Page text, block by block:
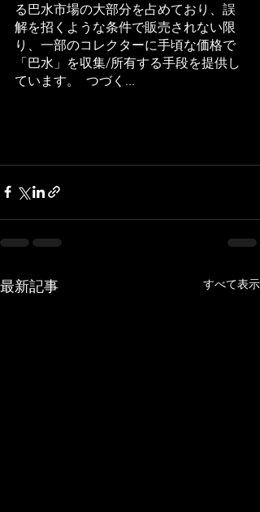
る巴水市場の大部分を占めており、誤
解を招くような条件で販売されない限
り、一部のコレクターに手頃な価格で
「巴水」を収集/所有する手段を提供し
ています。  つづく...
最新記事 すべて表示